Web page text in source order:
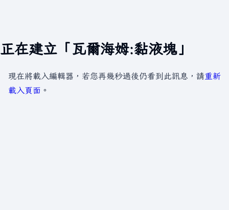
正在建立「瓦爾海姆:黏液塊」
現在將載入編輯器，若您再幾秒過後仍看到此訊息，請重新
載入頁面 。